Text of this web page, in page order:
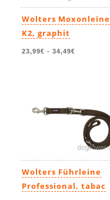
Wolters Moxonleine
K2, graphit
23,99€ - 34,49€
Wolters Führleine
Professional, tabac